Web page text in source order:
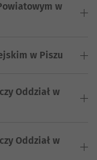
w
w Piszu
Oddział w
Oddział w